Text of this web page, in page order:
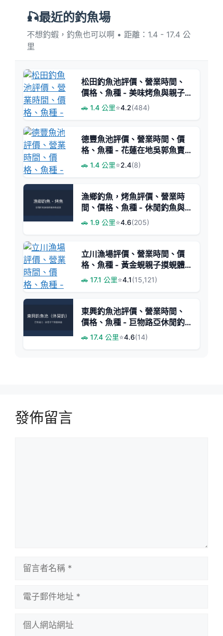
🎣最近的釣魚場
不想釣蝦，釣魚也可以啊 • 距離：1.4 - 17.4 公
里
松田釣魚池評價、營業時間、
價格、魚種 - 美味烤魚與親子
同樂釣場
🚗 1.4 公里⭐4.2(484)
德豐魚池評價、營業時間、價
格、魚種 - 花蓮在地吳郭魚賣
🚗 1.4 公里⭐2.4(8)
漁鄉釣魚，烤魚評價、營業時
間、價格、魚種 - 休閒釣魚與
美味烤魚體驗
🚗 1.9 公里⭐4.6(205)
立川漁場評價、營業時間、價
格、魚種 - 黃金蜆親子摸蜆體
驗首選
🚗 17.1 公里⭐4.1(15,121)
東興釣魚池評價、營業時間、
價格、魚種 - 巨物路亞休閒釣
🚗 17.4 公里⭐4.6(14)
發佈留言